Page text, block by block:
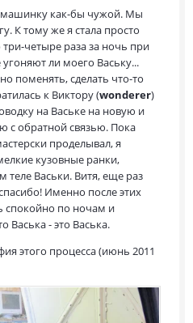
как-бы чужой. Мы
К тому же я стала просто
четыре раза за ночь при
ли моего Ваську...
поменять, сделать что-то
к Виктору (wonderer)
на Ваське на новую и
с обратной связью. Пока
проделывал, я
кузовные ранки,
теле Васьки. Витя, еще раз
Именно после этих
спокойно по ночам и
Васька - это Васька.
этого процесса (июнь 2011